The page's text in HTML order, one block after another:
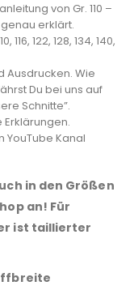
von Gr. 110 –
erklärt.
122, 128, 134, 140,
Ausdrucken. Wie
Du bei uns auf
Schnitte”.
Kanal
in den Größen
an! Für
ist taillierter